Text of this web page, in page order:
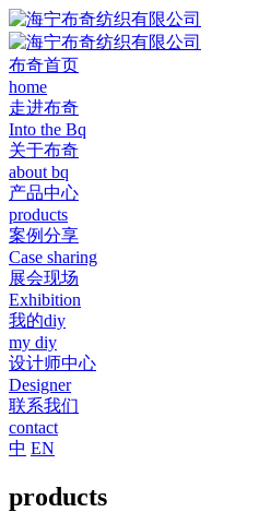
布奇首页
home
走进布奇
Into the Bq
关于布奇
about bq
产品中心
products
案例分享
Case sharing
展会现场
Exhibition
我的diy
my diy
设计师中心
Designer
联系我们
contact
中 EN
products